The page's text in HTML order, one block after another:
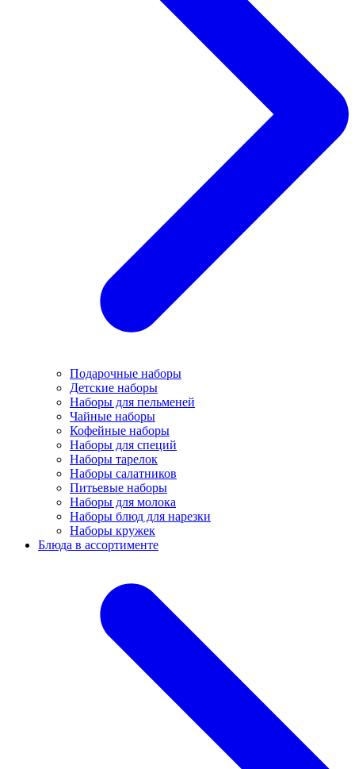
Подарочные наборы
Детские наборы
Наборы для пельменей
Чайные наборы
Кофейные наборы
Наборы для специй
Наборы тарелок
Наборы салатников
Питьевые наборы
Наборы для молока
Наборы блюд для нарезки
Наборы кружек
Блюда в ассортименте